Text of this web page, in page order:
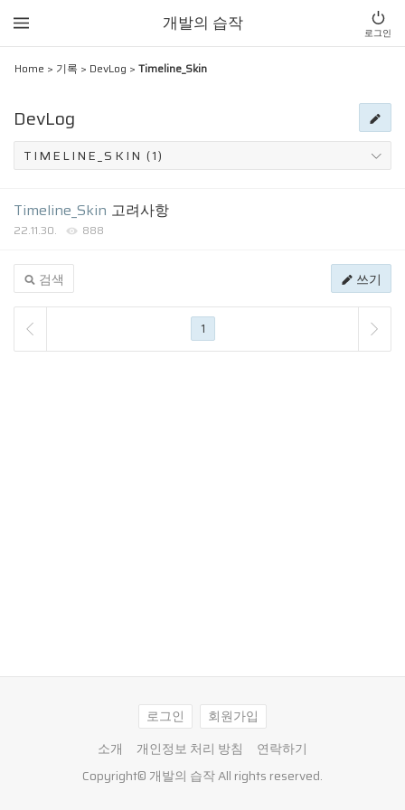
개발의 습작 로그인
Home > 기록 > DevLog > Timeline_Skin
DevLog
Timeline_Skin 고려사항
22.11.30. 888
검색 쓰기
1
로그인
회원가입
소개
개인정보 처리 방침
연락하기
Copyright© 개발의 습작All rights reserved.